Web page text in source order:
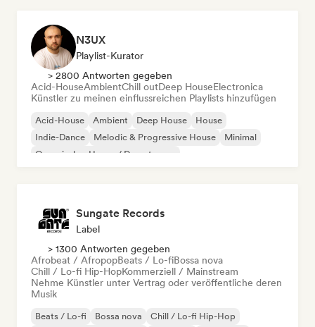
N3UX
Playlist-Kurator
> 2800 Antworten gegeben
Acid-HouseAmbientChill outDeep HouseElectronica
Künstler zu meinen einflussreichen Playlists hinzufügen
Acid-House Ambient Deep House
House
Indie-Dance
Melodic & Progressive House
Minimal
Organischer House / Downtempo
Sungate Records
Label
> 1300 Antworten gegeben
Afrobeat / AfropopBeats / Lo-fiBossa nova
Chill / Lo-fi Hip-HopKommerziell / Mainstream
Nehme Künstler unter Vertrag oder veröffentliche deren
Musik
Beats / Lo-fi Bossa nova
Chill / Lo-fi Hip-Hop